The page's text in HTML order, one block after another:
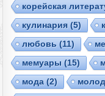
корейская
кулинария (5)
любовь (11)
мемуары (15)
мода (2)